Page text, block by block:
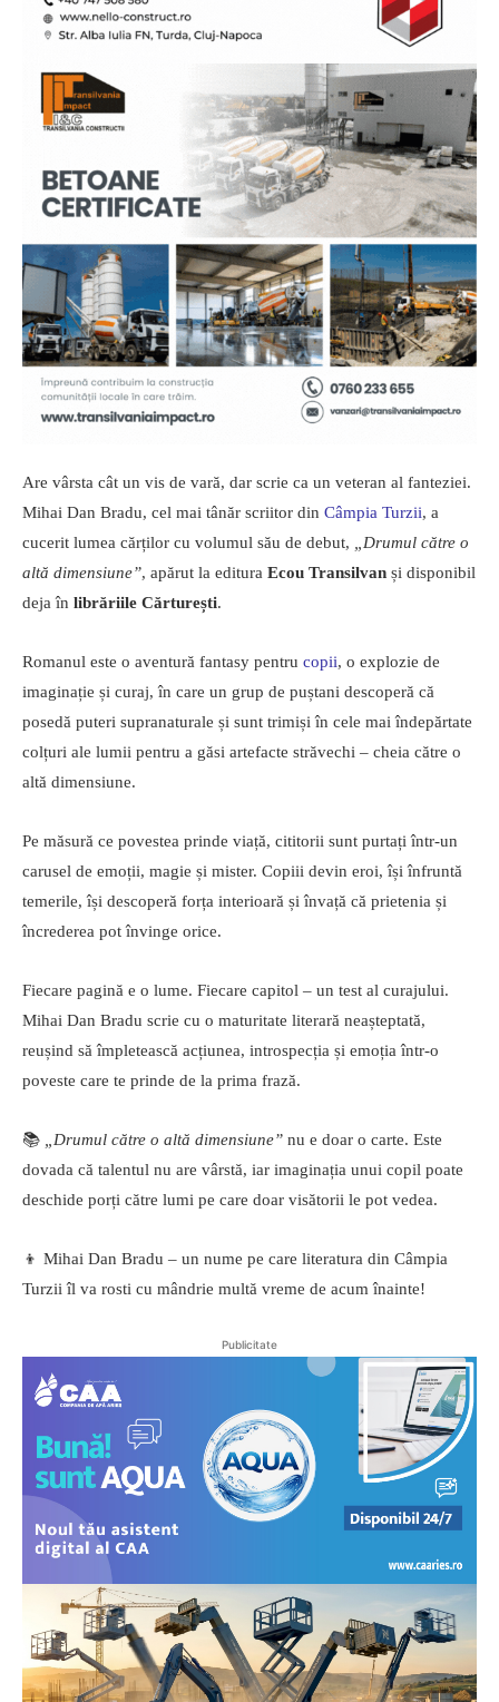
Are vârsta cât un vis de vară, dar scrie ca un veteran al fanteziei.
Mihai Dan Bradu, cel mai tânăr scriitor din Câmpia Turzii, a
cucerit lumea cărților cu volumul său de debut,
„Drumul către o
altă dimensiune”, apărut la editura Ecou Transilvan și disponibil
deja în librăriile Cărturești.
Romanul este o aventură fantasy pentru copii, o explozie de
imaginație și curaj, în care un grup de puștani descoperă că
posedă puteri supranaturale și sunt trimiși în cele mai îndepărtate
colțuri ale lumii pentru a găsi artefacte străvechi – cheia către o
altă dimensiune.
Pe măsură ce povestea prinde viață, cititorii sunt purtați într-un
carusel de emoții, magie și mister. Copiii devin eroi, își înfruntă
temerile, își descoperă forța interioară și învață că prietenia și
încrederea pot învinge orice.
Fiecare pagină e o lume. Fiecare capitol – un test al curajului.
Mihai Dan Bradu scrie cu o maturitate literară neașteptată,
reușind să împletească acțiunea, introspecția și emoția într-o
poveste care te prinde de la prima frază.
📚 „Drumul către o altă dimensiune” nu e doar o carte. Este
dovada că talentul nu are vârstă, iar imaginația unui copil poate
deschide porți către lumi pe care doar visătorii le pot vedea.
👦 Mihai Dan Bradu – un nume pe care literatura din Câmpia
Turzii îl va rosti cu mândrie multă vreme de acum înainte!
Publicitate